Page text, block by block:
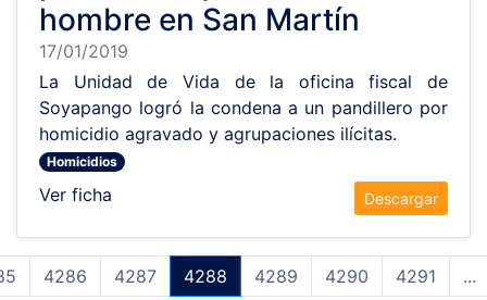
hombre en San Martín
17/01/2019
La Unidad de Vida de la oficina fiscal de
Soyapango logró la condena a un pandillero por
homicidio agravado y agrupaciones ilícitas.
Homicidios
Ver ficha Descargar
4286 4287 4288 4289 4290 4291 ...